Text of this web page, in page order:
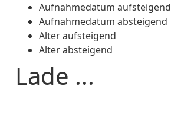
Aufnahmedatum aufsteigend
Aufnahmedatum absteigend
Alter aufsteigend
Alter absteigend
Lade ...